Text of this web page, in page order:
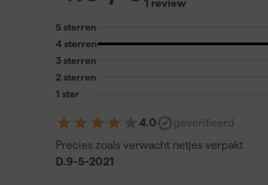
1 review
5 sterren
4 sterren
3 sterren
2 sterren
1 ster
4.0
geverifieerd
Precies zoals verwacht netjes verpakt
D.9-5-2021